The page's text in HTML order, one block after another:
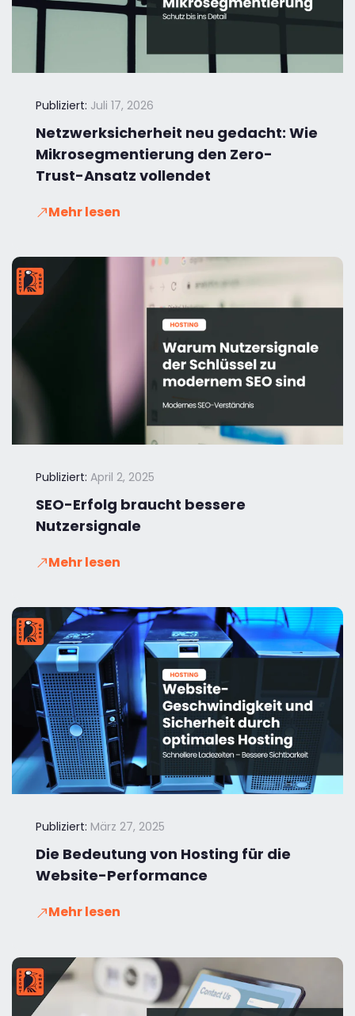
Publiziert: Juli 17, 2026
Netzwerksicherheit neu gedacht: Wie
Mikrosegmentierung den Zero-
Trust-Ansatz vollendet
Mehr lesen
Publiziert: April 2, 2025
SEO-Erfolg braucht bessere
Nutzersignale
Mehr lesen
Publiziert: März 27, 2025
Die Bedeutung von Hosting für die
Website-Performance
Mehr lesen